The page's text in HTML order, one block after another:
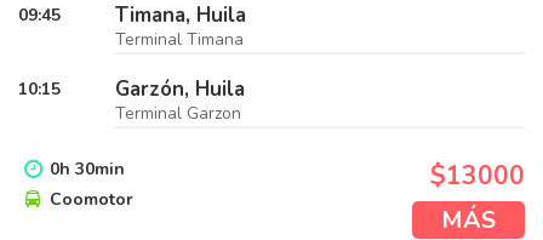
09:45 Timana, Huila
Terminal Timana
10:15 Garzón, Huila
Terminal Garzon
0h 30min
Coomotor
$13000
MÁS